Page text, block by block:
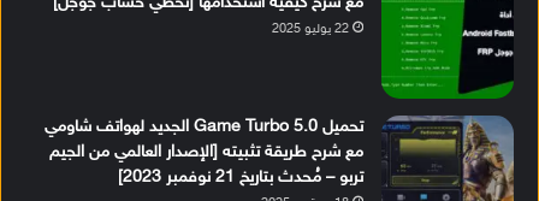
22 يوليو 2025
تحميل Game Turbo 5.0 الجديد لهواتف شاومي
مع شرح طريقة تثبيته [الإصدار العالمي من الجيم
تربو – مُحدث بتاريخ 21 نوفمبر 2023]